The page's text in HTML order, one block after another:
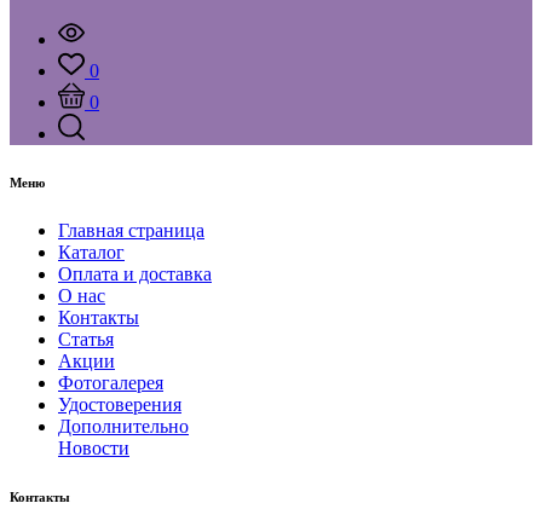
0
0
Меню
Главная страница
Каталог
Оплата и доставка
О нас
Контакты
Статья
Акции
Фотогалерея
Удостоверения
Дополнительно
Новости
Контакты